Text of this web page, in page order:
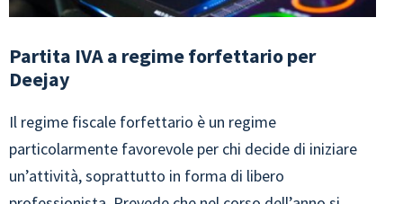
Partita IVA a regime forfettario per
Deejay
Il regime fiscale forfettario è un regime
particolarmente favorevole per chi decide di iniziare
un’attività, soprattutto in forma di libero